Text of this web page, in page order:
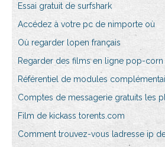
Essai gratuit de surfshark
Accédez à votre pc de nimporte où
Où regarder lopen français
Regarder des films en ligne pop-corn
Référentiel de modules
Comptes de messagerie gratuits les
Film de kickass torents.com
Comment trouvez-vous ladresse ip